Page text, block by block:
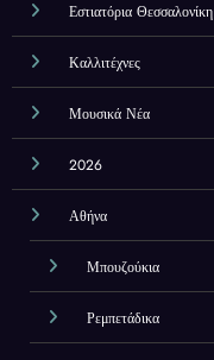
Εστιατόρια Θεσσαλονίκη
Καλλιτέχνες
Μουσικά Νέα
2026
Αθήνα
Μπουζούκια
Ρεμπετάδικα